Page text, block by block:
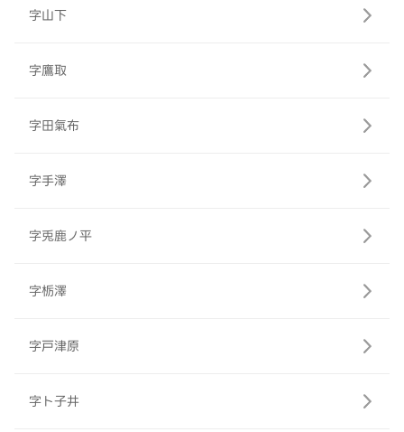
字山下
字鷹取
字田氣布
字手澤
字兎鹿ノ平
字栃澤
字戸津原
字ト子井